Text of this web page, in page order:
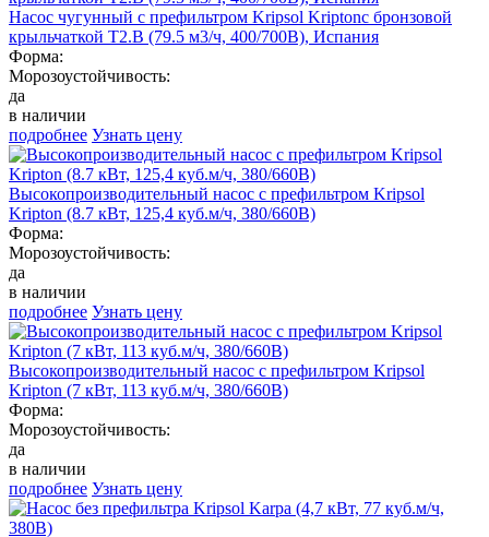
Насос чугунный с префильтром Kripsol Kriptonс бронзовой
крыльчаткой Т2.В (79.5 м3/ч, 400/700В), Испания
Форма:
Морозоустойчивость:
да
в наличии
подробнее Узнать цену
Высокопроизводительный насос с префильтром Kripsol
Kripton (8.7 кВт, 125,4 куб.м/ч, 380/660В)
Форма:
Морозоустойчивость:
да
в наличии
подробнее Узнать цену
Высокопроизводительный насос с префильтром Kripsol
Kripton (7 кВт, 113 куб.м/ч, 380/660В)
Форма:
Морозоустойчивость:
да
в наличии
подробнее Узнать цену